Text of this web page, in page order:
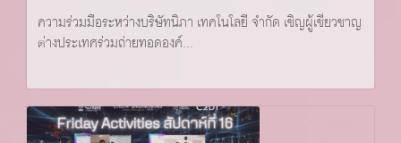
ความร่วมมือระหว่างบริษัทนิภา เทคโนโลยี จำกัด เชิญผู้เชี่ยวชาญ
ต่างประเทศร่วมถ่ายทอดองค์...